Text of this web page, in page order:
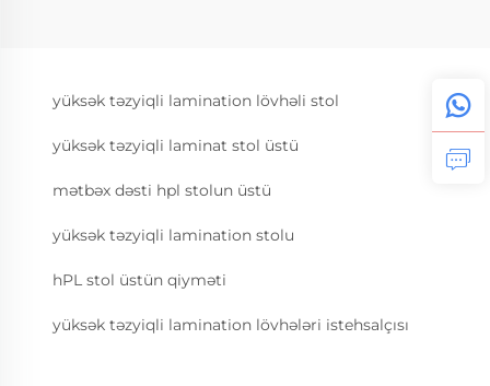
yüksək təzyiqli lamination lövhəli stol
yüksək təzyiqli laminat stol üstü
mətbəx dəsti hpl stolun üstü
yüksək təzyiqli lamination stolu
hPL stol üstün qiyməti
yüksək təzyiqli lamination lövhələri istehsalçısı